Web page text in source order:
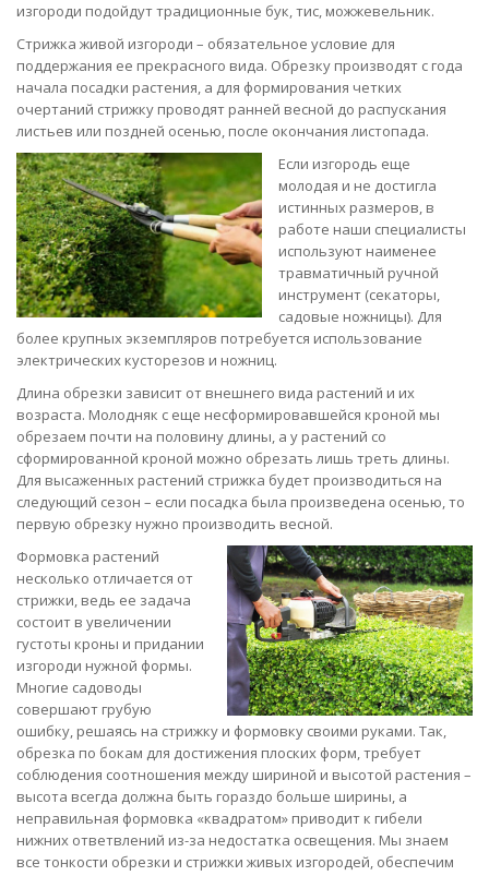
изгороди подойдут традиционные бук, тис, можжевельник.
Стрижка живой изгороди – обязательное условие для
поддержания ее прекрасного вида. Обрезку производят с года
начала посадки растения, а для формирования четких
очертаний стрижку проводят ранней весной до распускания
листьев или поздней осенью, после окончания листопада.
Если изгородь еще
молодая и не достигла
истинных размеров, в
работе наши специалисты
используют наименее
травматичный ручной
инструмент (секаторы,
садовые ножницы). Для
более крупных экземпляров потребуется использование
электрических кусторезов и ножниц.
Длина обрезки зависит от внешнего вида растений и их
возраста. Молодняк с еще несформировавшейся кроной мы
обрезаем почти на половину длины, а у растений со
сформированной кроной можно обрезать лишь треть длины.
Для высаженных растений стрижка будет производиться на
следующий сезон – если посадка была произведена осенью, то
первую обрезку нужно производить весной.
Формовка растений
несколько отличается от
стрижки, ведь ее задача
состоит в увеличении
густоты кроны и придании
изгороди нужной формы.
Многие садоводы
совершают грубую
ошибку, решаясь на стрижку и формовку своими руками. Так,
обрезка по бокам для достижения плоских форм, требует
соблюдения соотношения между шириной и высотой растения –
высота всегда должна быть гораздо больше ширины, а
неправильная формовка «квадратом» приводит к гибели
нижних ответвлений из-за недостатка освещения. Мы знаем
все тонкости обрезки и стрижки живых изгородей, обеспечим